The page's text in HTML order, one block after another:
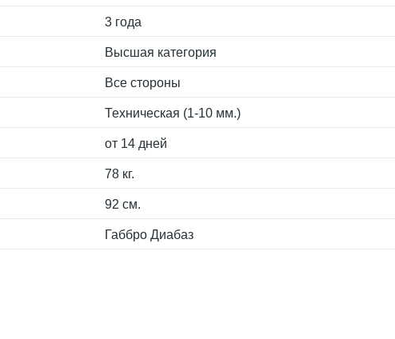
3 года
Высшая категория
Все стороны
Техническая (1-10 мм.)
от 14 дней
78 кг.
92 см.
Габбро Диабаз